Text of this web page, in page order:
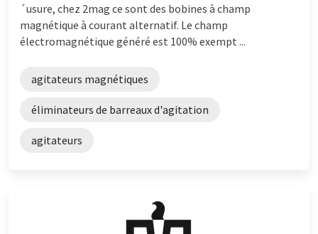
´usure, chez 2mag ce sont des bobines à champ
magnétique à courant alternatif. Le champ
électromagnétique généré est 100% exempt ...
agitateurs magnétiques
éliminateurs de barreaux d'agitation
agitateurs